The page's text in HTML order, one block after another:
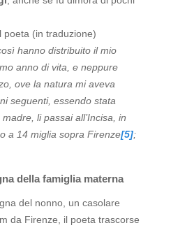
poeta (in traduzione)
hanno distribuito il mio
anno di vita, e neppure
ove la natura mi aveva
seguenti, essendo stata
li passai all’Incisa, in
a 14 miglia sopra Firenze[5];
della famiglia materna
del nonno, un casolare
da Firenze, il poeta trascorse